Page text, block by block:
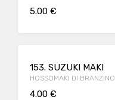
5.00 €
153. SUZUKI MAKI
HOSSOMAKI DI BRANZINO
4.00 €